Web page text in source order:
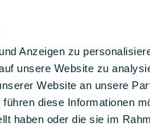
Anzeigen zu
unsere Website zu
Website an unsere
diese Informationen
haben oder die sie im
montaje